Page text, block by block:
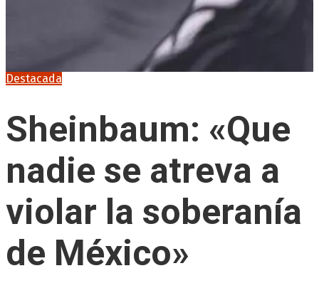
Destacada
Sheinbaum: «Que
nadie se atreva a
violar la soberanía
de México»